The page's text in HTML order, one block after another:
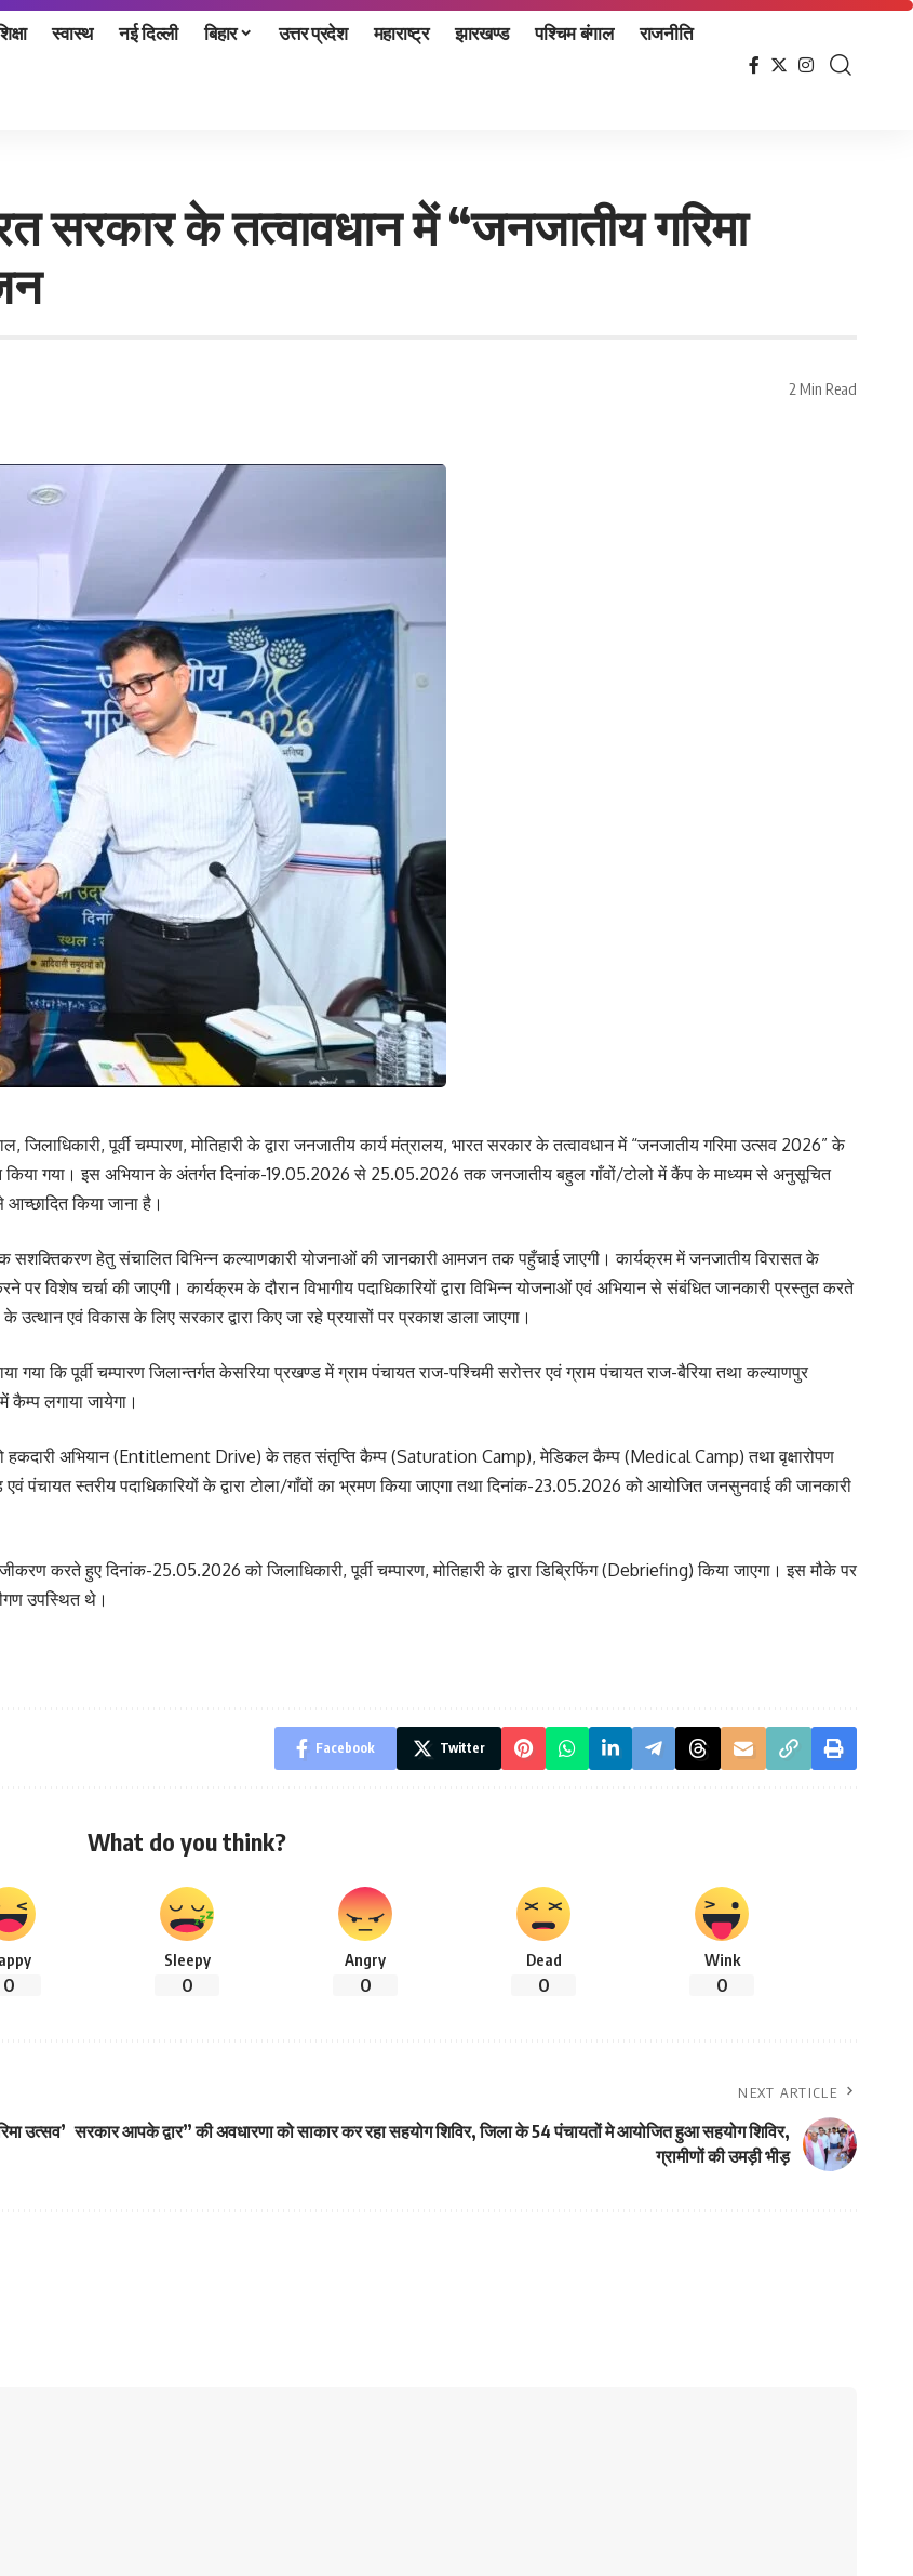
स्वास्थ नई दिल्ली बिहार उत्तर प्रदेश महाराष्ट्र झारखण्ड पश्चिम बंगाल राजनीति
सरकार के तत्वावधान में “जनजातीय गरिमा
2 Min Read
जिलाधिकारी, पूर्वी चम्पारण, मोतिहारी के द्वारा जनजातीय कार्य मंत्रालय, भारत सरकार के तत्वावधान में “जनजातीय गरिमा उत्सव 2026” के
किया गया। इस अभियान के अंतर्गत दिनांक-19.05.2026 से 25.05.2026 तक जनजातीय बहुल गाँवों/टोलो में कैंप के माध्यम से अनुसूचित
आच्छादित किया जाना है।
हेतु संचालित विभिन्न कल्याणकारी योजनाओं की जानकारी आमजन तक पहुँचाई जाएगी। कार्यक्रम में जनजातीय विरासत के
विशेष चर्चा की जाएगी। कार्यक्रम के दौरान विभागीय पदाधिकारियों द्वारा विभिन्न योजनाओं एवं अभियान से संबंधित जानकारी प्रस्तुत करते
उत्थान एवं विकास के लिए सरकार द्वारा किए जा रहे प्रयासों पर प्रकाश डाला जाएगा।
गया कि पूर्वी चम्पारण जिलान्तर्गत केसरिया प्रखण्ड में ग्राम पंचायत राज-पश्चिमी सरोत्तर एवं ग्राम पंचायत राज-बैरिया तथा कल्याणपुर
कैम्प लगाया जायेगा।
अभियान (Entitlement Drive) के तहत संतृप्ति कैम्प (Saturation Camp), मेडिकल कैम्प (Medical Camp) तथा वृक्षारोपण
स्तरीय पदाधिकारियों के द्वारा टोला/गाँवों का भ्रमण किया जाएगा तथा दिनांक-23.05.2026 को आयोजित जनसुनवाई की जानकारी
करते हुए दिनांक-25.05.2026 को जिलाधिकारी, पूर्वी चम्पारण, मोतिहारी के द्वारा डिब्रिफिंग (Debriefing) किया जाएगा। इस मौके पर
उपस्थित थे।
Facebook Twitter
What do you think?
0
Sleepy
0
Angry
0
Dead
0
Wink
0
उत्सव’
NEXT ARTICLE
सरकार आपके द्वार” की अवधारणा को साकार कर रहा सहयोग शिविर, जिला के 54 पंचायतों मे आयोजित हुआ सहयोग शिविर,
ग्रामीणों की उमड़ी भीड़